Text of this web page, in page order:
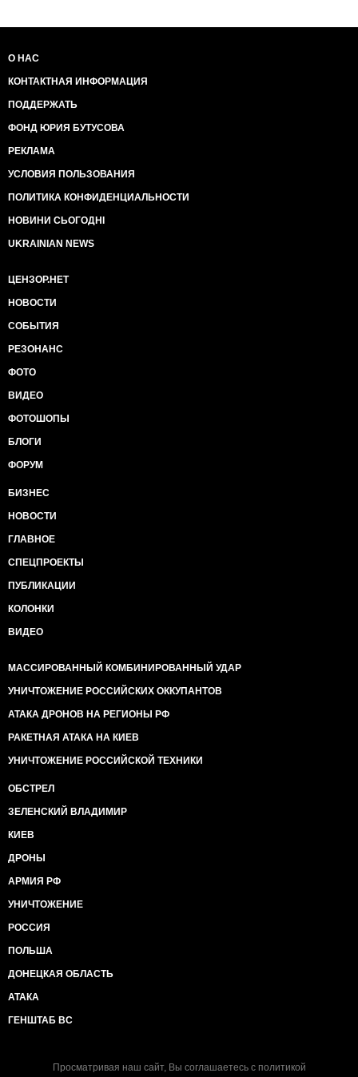
О НАС
КОНТАКТНАЯ ИНФОРМАЦИЯ
ПОДДЕРЖАТЬ
ФОНД ЮРИЯ БУТУСОВА
РЕКЛАМА
УСЛОВИЯ ПОЛЬЗОВАНИЯ
ПОЛИТИКА КОНФИДЕНЦИАЛЬНОСТИ
НОВИНИ СЬОГОДНІ
UKRAINIAN NEWS
ЦЕНЗОР.НЕТ
НОВОСТИ
СОБЫТИЯ
РЕЗОНАНС
ФОТО
ВИДЕО
ФОТОШОПЫ
БЛОГИ
ФОРУМ
БИЗНЕС
НОВОСТИ
ГЛАВНОЕ
СПЕЦПРОЕКТЫ
ПУБЛИКАЦИИ
КОЛОНКИ
ВИДЕО
МАССИРОВАННЫЙ КОМБИНИРОВАННЫЙ УДАР
УНИЧТОЖЕНИЕ РОССИЙСКИХ ОККУПАНТОВ
АТАКА ДРОНОВ НА РЕГИОНЫ РФ
РАКЕТНАЯ АТАКА НА КИЕВ
УНИЧТОЖЕНИЕ РОССИЙСКОЙ ТЕХНИКИ
ОБСТРЕЛ
ЗЕЛЕНСКИЙ ВЛАДИМИР
КИЕВ
ДРОНЫ
АРМИЯ РФ
УНИЧТОЖЕНИЕ
РОССИЯ
ПОЛЬША
ДОНЕЦКАЯ ОБЛАСТЬ
АТАКА
ГЕНШТАБ ВС
Просматривая наш сайт, Вы соглашаетесь с политикой